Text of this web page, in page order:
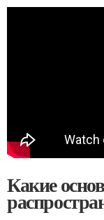
Какие